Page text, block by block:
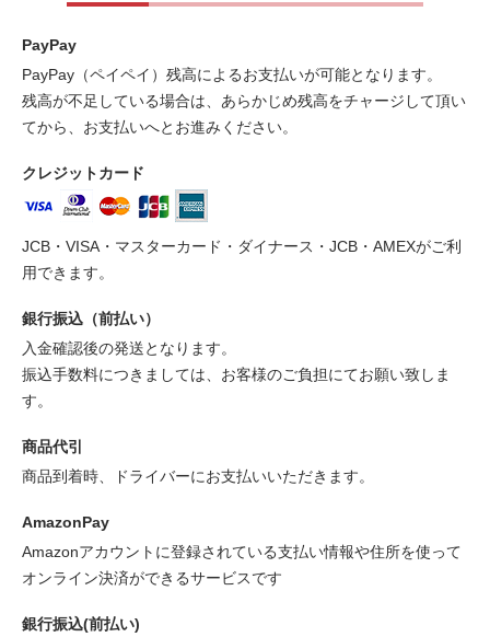
PayPay
PayPay（ペイペイ）残高によるお支払いが可能となります。
残高が不足している場合は、あらかじめ残高をチャージして頂い
てから、お支払いへとお進みください。
クレジットカード
JCB・VISA・マスターカード・ダイナース・JCB・AMEXがご利
用できます。
銀行振込（前払い）
入金確認後の発送となります。
振込手数料につきましては、お客様のご負担にてお願い致しま
す。
商品代引
商品到着時、ドライバーにお支払いいただきます。
AmazonPay
Amazonアカウントに登録されている支払い情報や住所を使って
オンライン決済ができるサービスです
銀行振込(前払い)